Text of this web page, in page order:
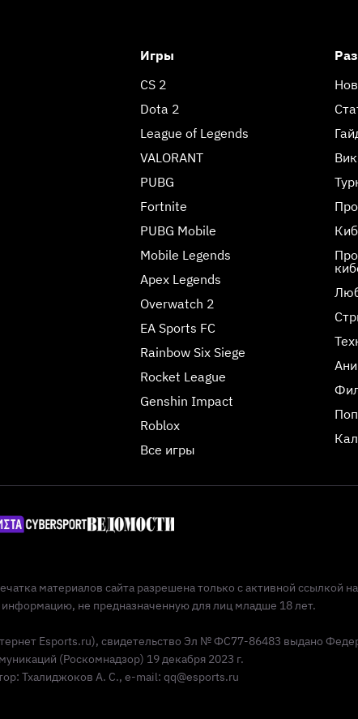
Игры
CS 2
Dota 2
League of Legends
VALORANT
PUBG
Fortnite
PUBG Mobile
Mobile Legends
Apex Legends
Overwatch 2
EA Sports FC
Rainbow Six Siege
Rocket League
Genshin Impact
Roblox
Все игры
материалов сайта разрешена только с активной ссылкой
не предназначенную для лиц младше 18 лет.
Esports.ru), свидетельство Эл № ФС77-86483 выдано
(Роскомнадзор) 19 декабря 2023 г.
Тхалиджоков А. С., e-mail: qq@esports.ru